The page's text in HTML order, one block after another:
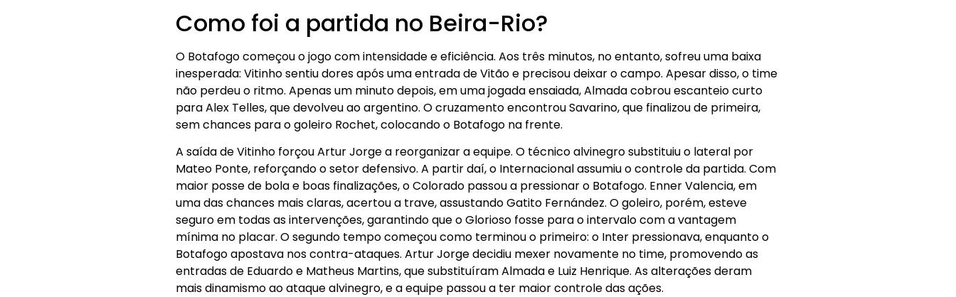
Como foi a partida no Beira-Rio?
O Botafogo começou o jogo com intensidade e eficiência. Aos três minutos, no entanto, sofreu uma baixa
inesperada: Vitinho sentiu dores após uma entrada de Vitão e precisou deixar o campo. Apesar disso, o time
não perdeu o ritmo. Apenas um minuto depois, em uma jogada ensaiada, Almada cobrou escanteio curto
para Alex Telles, que devolveu ao argentino. O cruzamento encontrou Savarino, que finalizou de primeira,
sem chances para o goleiro Rochet, colocando o Botafogo na frente.
A saída de Vitinho forçou Artur Jorge a reorganizar a equipe. O técnico alvinegro substituiu o lateral por
Mateo Ponte, reforçando o setor defensivo. A partir daí, o Internacional assumiu o controle da partida. Com
maior posse de bola e boas finalizações, o Colorado passou a pressionar o Botafogo. Enner Valencia, em
uma das chances mais claras, acertou a trave, assustando Gatito Fernández. O goleiro, porém, esteve
seguro em todas as intervenções, garantindo que o Glorioso fosse para o intervalo com a vantagem
mínima no placar. O segundo tempo começou como terminou o primeiro: o Inter pressionava, enquanto o
Botafogo apostava nos contra-ataques. Artur Jorge decidiu mexer novamente no time, promovendo as
entradas de Eduardo e Matheus Martins, que substituíram Almada e Luiz Henrique. As alterações deram
mais dinamismo ao ataque alvinegro, e a equipe passou a ter maior controle das ações.